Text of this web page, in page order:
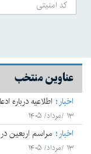
عناوین منتخب
اخبار اطلاعیه درباره
۱۳ /مرداد/ ۱۴۰۵
اخبار مراسم اربعین
۱۳ /مرداد/ ۱۴۰۵